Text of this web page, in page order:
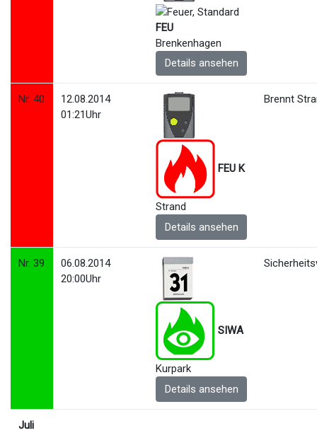
FEU
Brenkenhagen
Details ansehen
Nr. 40
12.08.2014
01:21Uhr
FEU K
Strand
Details ansehen
Brennt
Nr. 39
06.08.2014
20:00Uhr
SIWA
Kurpark
Details ansehen
Juli